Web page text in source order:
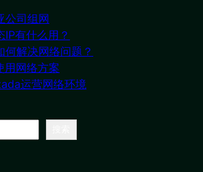
公司组网
IP有什么用？
何解决网络问题？
用网络方案
运营网络环境